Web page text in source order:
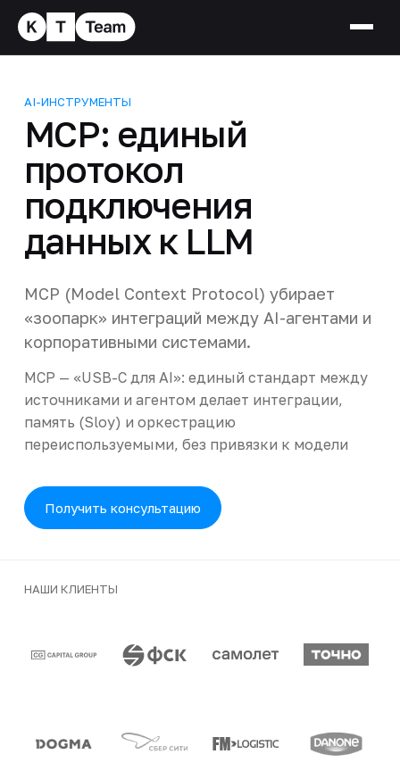
AI-ИНСТРУМЕНТЫ
MCP: единый
протокол
подключения
данных к LLM
MCP (Model Context Protocol) убирает
«зоопарк» интеграций между AI-агентами и
корпоративными системами.
MCP — «USB-C для AI»: единый стандарт между
источниками и агентом делает интеграции,
память (Sloy) и оркестрацию
переиспользуемыми, без привязки к модели
Получить консультацию
НАШИ КЛИЕНТЫ